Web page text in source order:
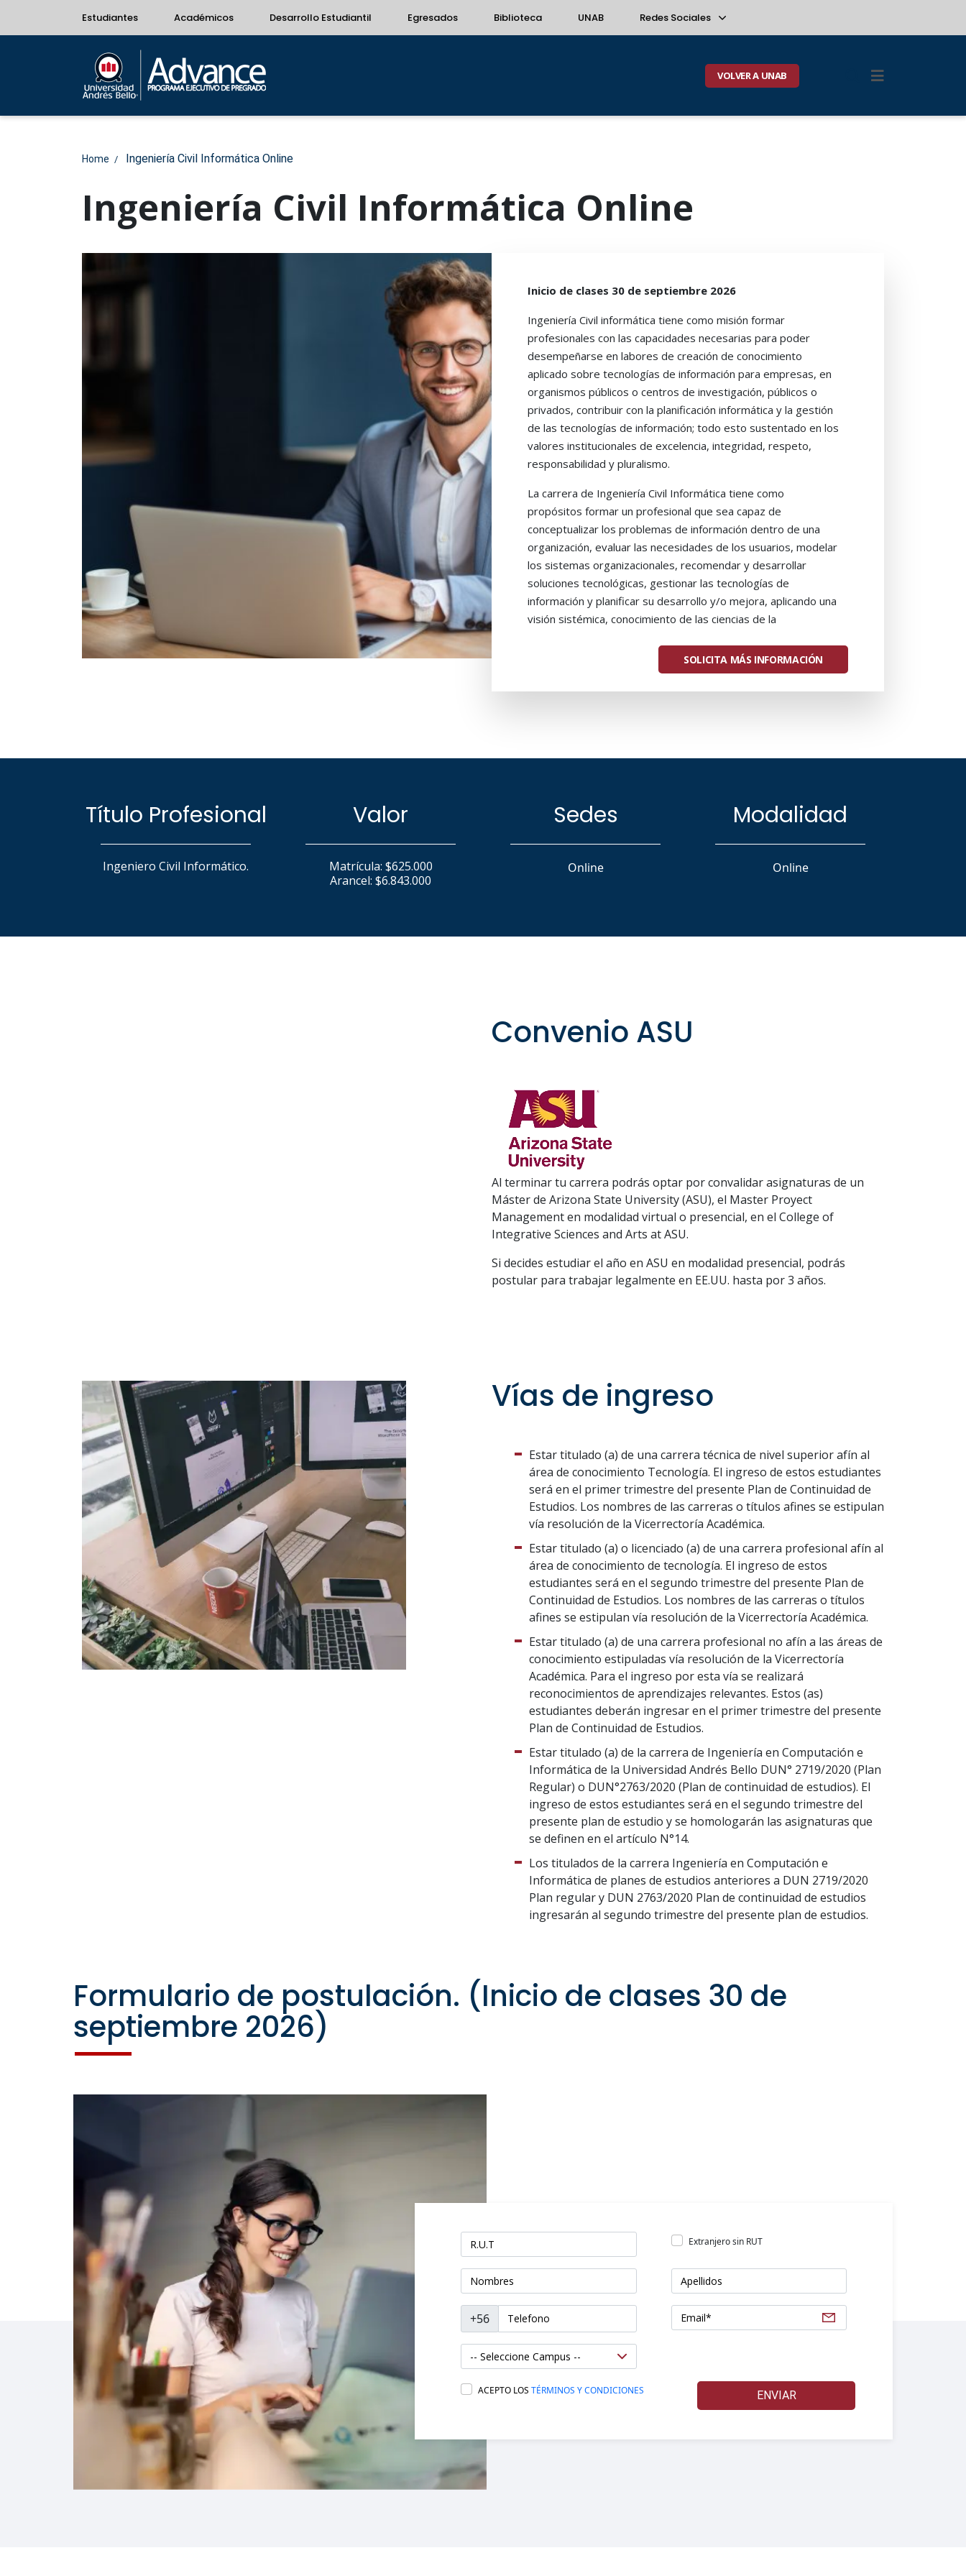
Estudiantes Académicos Desarrollo Estudiantil Egresados Biblioteca UNAB Redes Sociales
VOLVER A UNAB
Home Ingeniería Civil Informática Online
Ingeniería Civil Informática Online
Inicio de clases 30 de septiembre 2026
Ingeniería Civil informática tiene como misión formar
profesionales con las capacidades necesarias para poder
desempeñarse en labores de creación de conocimiento
aplicado sobre tecnologías de información para empresas, en
organismos públicos o centros de investigación, públicos o
privados, contribuir con la planificación informática y la gestión
de las tecnologías de información; todo esto sustentado en los
valores institucionales de excelencia, integridad, respeto,
responsabilidad y pluralismo.
La carrera de Ingeniería Civil Informática tiene como
propósitos formar un profesional que sea capaz de
conceptualizar los problemas de información dentro de una
organización, evaluar las necesidades de los usuarios, modelar
los sistemas organizacionales, recomendar y desarrollar
soluciones tecnológicas, gestionar las tecnologías de
información y planificar su desarrollo y/o mejora, aplicando una
visión sistémica, conocimiento de las ciencias de la
SOLICITA MÁS INFORMACIÓN
Título Profesional
Ingeniero Civil Informático.
Valor
Matrícula: $625.000
Arancel: $6.843.000
Sedes
Online
Modalidad
Online
Convenio ASU
Al terminar tu carrera podrás optar por convalidar asignaturas de un
Máster de Arizona State University (ASU), el Master Proyect
Management en modalidad virtual o presencial, en el College of
Integrative Sciences and Arts at ASU.
Si decides estudiar el año en ASU en modalidad presencial, podrás
postular para trabajar legalmente en EE.UU. hasta por 3 años.
Vías de ingreso
Estar titulado (a) de una carrera técnica de nivel superior afín al
área de conocimiento Tecnología. El ingreso de estos estudiantes
será en el primer trimestre del presente Plan de Continuidad de
Estudios. Los nombres de las carreras o títulos afines se estipulan
vía resolución de la Vicerrectoría Académica.
Estar titulado (a) o licenciado (a) de una carrera profesional afín al
área de conocimiento de tecnología. El ingreso de estos
estudiantes será en el segundo trimestre del presente Plan de
Continuidad de Estudios. Los nombres de las carreras o títulos
afines se estipulan vía resolución de la Vicerrectoría Académica.
Estar titulado (a) de una carrera profesional no afín a las áreas de
conocimiento estipuladas vía resolución de la Vicerrectoría
Académica. Para el ingreso por esta vía se realizará
reconocimientos de aprendizajes relevantes. Estos (as)
estudiantes deberán ingresar en el primer trimestre del presente
Plan de Continuidad de Estudios.
Estar titulado (a) de la carrera de Ingeniería en Computación e
Informática de la Universidad Andrés Bello DUN° 2719/2020 (Plan
Regular) o DUN°2763/2020 (Plan de continuidad de estudios). El
ingreso de estos estudiantes será en el segundo trimestre del
presente plan de estudio y se homologarán las asignaturas que
se definen en el artículo N°14.
Los titulados de la carrera Ingeniería en Computación e
Informática de planes de estudios anteriores a DUN 2719/2020
Plan regular y DUN 2763/2020 Plan de continuidad de estudios
ingresarán al segundo trimestre del presente plan de estudios.
Formulario de postulación. (Inicio de clases 30 de
septiembre 2026)
Extranjero sin RUT
+56
ACEPTO LOS TÉRMINOS Y CONDICIONES ENVIAR